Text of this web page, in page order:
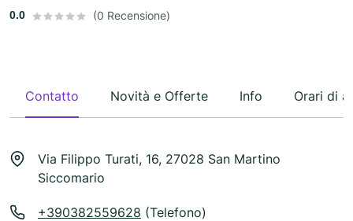
0.0 (0 Recensione)
Contatto Novità e Offerte Info Orari di
Via Filippo Turati, 16, 27028 San Martino
Siccomario
+390382559628 (Telefono)